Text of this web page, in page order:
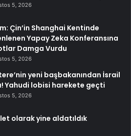
5, 2026
Çin’in Shanghai Kentinde
Yapay Zeka Konferansına
Damga Vurdu
5, 2026
yeni başbakanından İsrail
Yahudi lobisi harekete geçti
5, 2026
olarak yine aldatıldık